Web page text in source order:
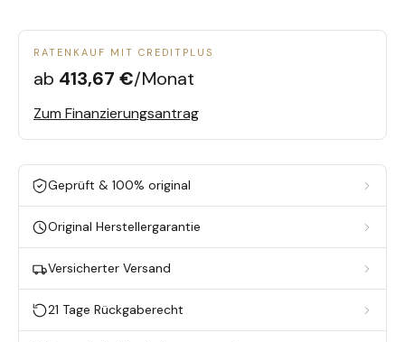
RATENKAUF MIT CREDITPLUS
ab 413,67 €/Monat
Zum Finanzierungsantrag
Geprüft & 100% original
Original Herstellergarantie
Versicherter Versand
21 Tage Rückgaberecht